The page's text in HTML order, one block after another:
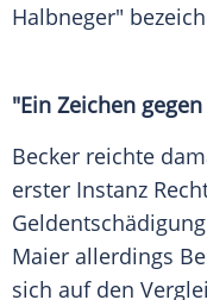
Halbneger"
"Ein Zeichen
Becker reichte
erster Instanz
Maier allerdings
sich auf den